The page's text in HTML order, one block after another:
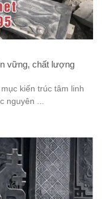
vững, chất lượng
kiến trúc tâm linh
nguyên ...